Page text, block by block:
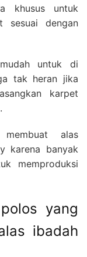
khusus untuk
sesuai dengan
untuk di
tak heran jika
karpet
membuat alas
karena banyak
memproduksi
yang
ibadah